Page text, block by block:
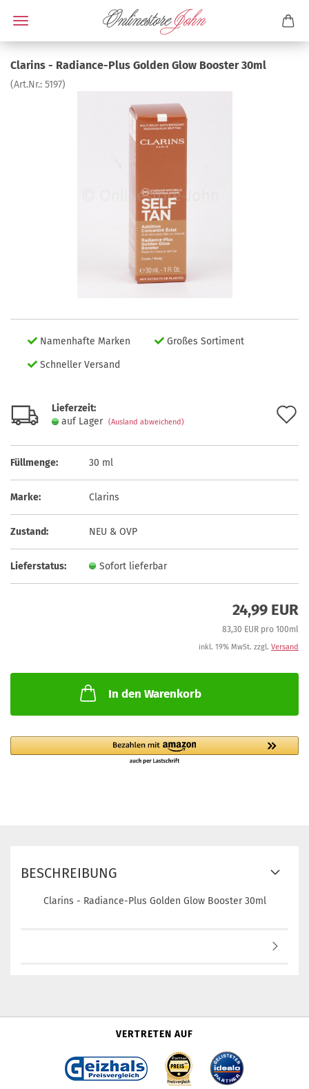
Clarins - Radiance-Plus Golden Glow Booster 30ml
(Art.Nr.: 5197)
Namenhafte Marken
Großes Sortiment
Schneller Versand
Lieferzeit:
auf Lager (Ausland abweichend)
Füllmenge: 30 ml
Marke: Clarins
Zustand: NEU & OVP
Lieferstatus: Sofort lieferbar
24,99 EUR
83,30 EUR pro 100ml
inkl. 19% MwSt. zzgl. Versand
In den Warenkorb
BESCHREIBUNG
Clarins - Radiance-Plus Golden Glow Booster 30ml
VERTRETEN AUF